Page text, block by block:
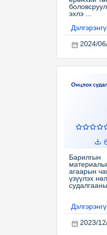
эхлэ ...
2024/
Барилгын
агаарын
үзүүлэх
2023/